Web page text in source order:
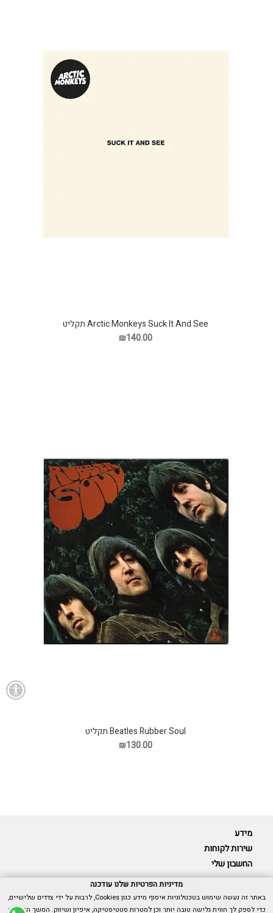
Arctic Monkeys Suck It And See תקליט
₪140.00
Beatles Rubber Soul תקליט
₪130.00
מידע
שירות לקוחות
החשבון שלי
מדיניות הפרטיות שלנו עודכנה
באתר זה נעשה שימוש בטכנולוגיות איסוף מידע כגון Cookies, לרבות על ידי צדדים שלישיים,
כדי לספק לך חווית גלישה טובה יותר וכן למטרות סטטיסטיקה, איפיון ושיווק. המשך הגלישה